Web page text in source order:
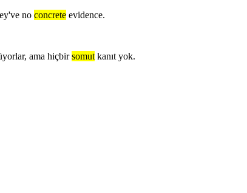
no concrete evidence.
ama hiçbir somut kanıt yok.